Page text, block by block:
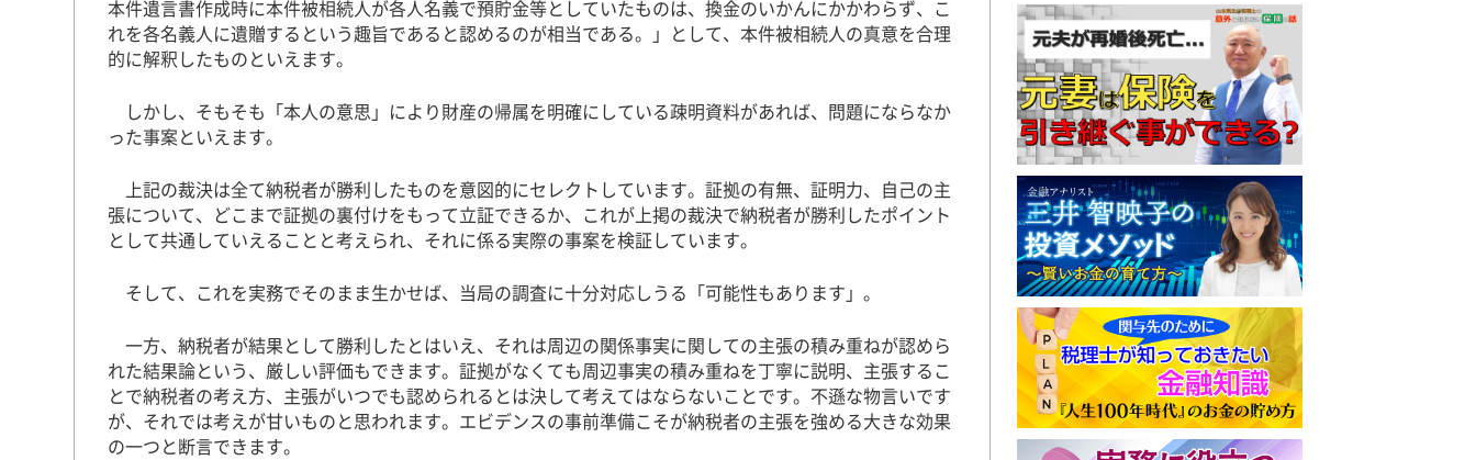
本件遺言書作成時に本件被相続人が各人名義で預貯金等としていたものは、換金のいかんにかかわらず、こ
れを各名義人に遺贈するという趣旨であると認めるのが相当である。」として、本件被相続人の真意を合理
的に解釈したものといえます。
しかし、そもそも「本人の意思」により財産の帰属を明確にしている疎明資料があれば、問題にならなか
った事案といえます。
上記の裁決は全て納税者が勝利したものを意図的にセレクトしています。証拠の有無、証明力、自己の主
張について、どこまで証拠の裏付けをもって立証できるか、これが上掲の裁決で納税者が勝利したポイント
として共通していえることと考えられ、それに係る実際の事案を検証しています。
そして、これを実務でそのまま生かせば、当局の調査に十分対応しうる「可能性もあります」。
一方、納税者が結果として勝利したとはいえ、それは周辺の関係事実に関しての主張の積み重ねが認めら
れた結果論という、厳しい評価もできます。証拠がなくても周辺事実の積み重ねを丁寧に説明、主張するこ
とで納税者の考え方、主張がいつでも認められるとは決して考えてはならないことです。不遜な物言いです
が、それでは考えが甘いものと思われます。エビデンスの事前準備こそが納税者の主張を強める大きな効果
の一つと断言できます。